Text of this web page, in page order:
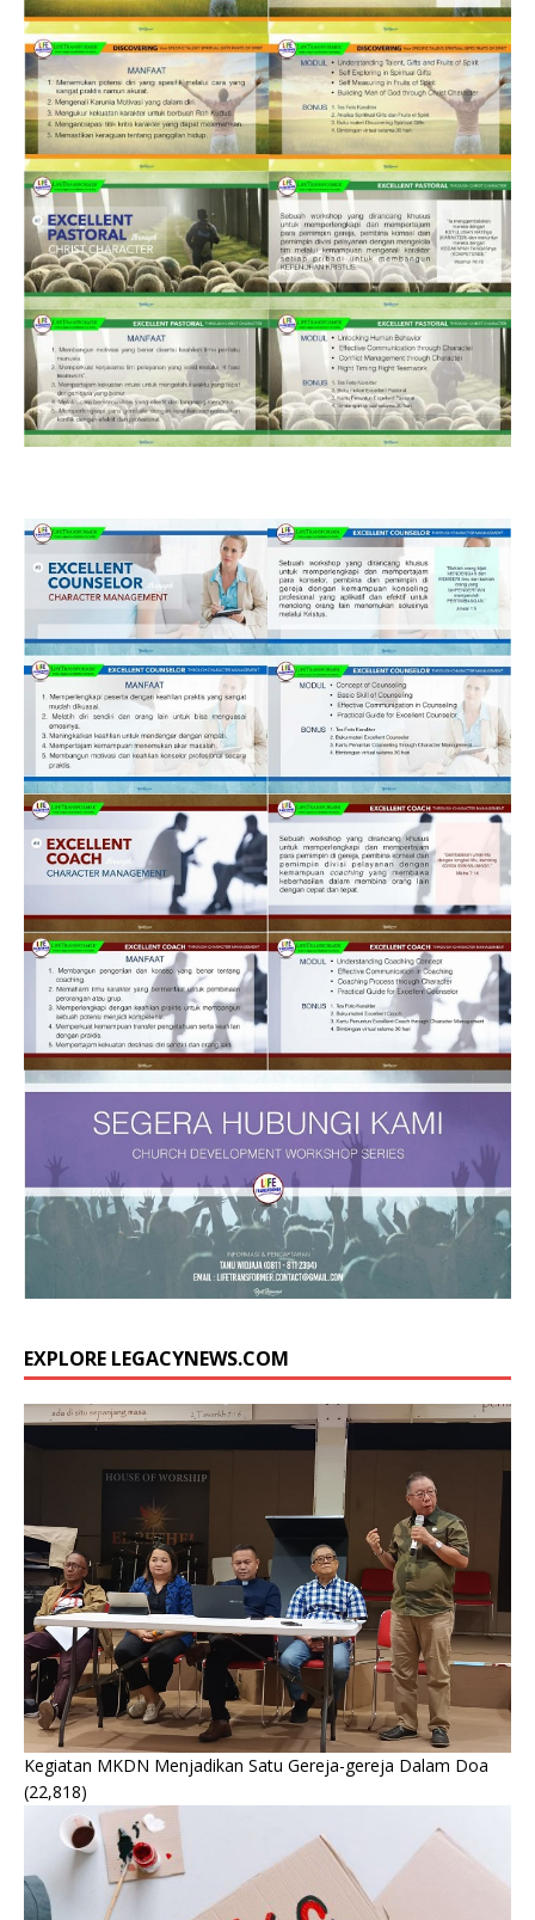
EXPLORE LEGACYNEWS.COM
Kegiatan MKDN Menjadikan Satu Gereja-gereja Dalam Doa
(22,818)